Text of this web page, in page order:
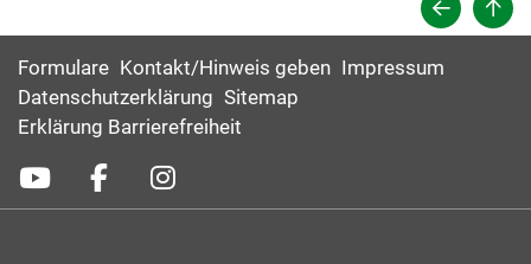
Formulare Kontakt/Hinweis geben Impressum
Datenschutzerklärung Sitemap
Erklärung Barrierefreiheit